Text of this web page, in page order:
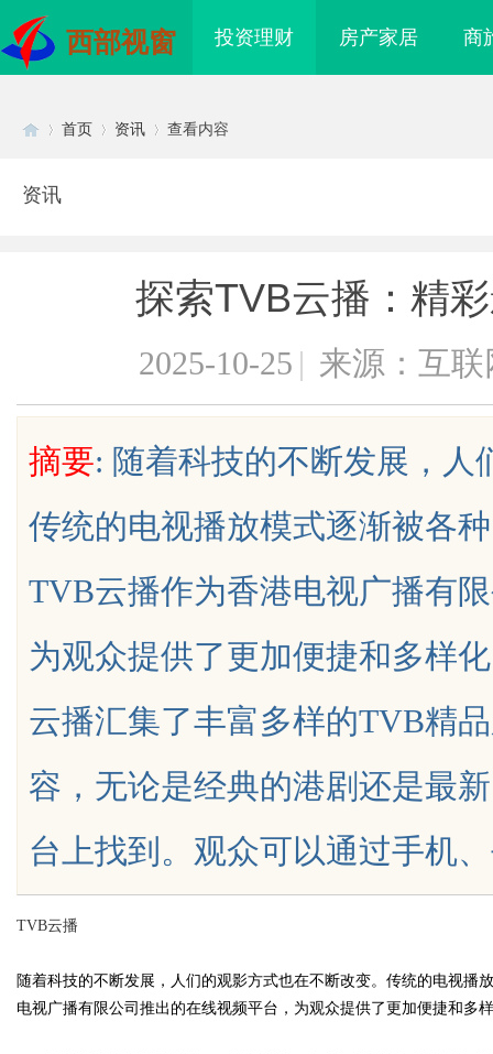
西部视窗 投资理财 房产家居 商
uz
首页 资讯 查看内容
资讯
探索TVB云播：精
2025-10-25 | 来源：互联
摘要: 随着科技的不断发展，人
传统的电视播放模式逐渐被各
TVB云播作为香港电视广播有
为观众提供了更加便捷和多样
云播汇集了丰富多样的TVB精
容，无论是经典的港剧还是最
台上找到。观众可以通过手机
TVB云播
随着科技的不断发展，人们的观影方式也在不断改变。传统的电视
电视广播有限公司推出的在线视频平台，为观众提供了更加便捷和多
靠谱